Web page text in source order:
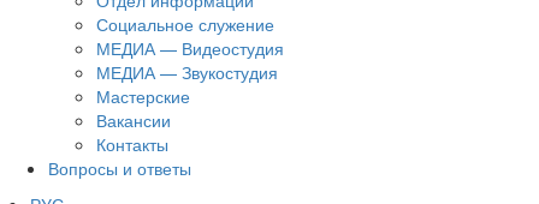
Социальное служение
МЕДИА — Видеостудия
МЕДИА — Звукостудия
Мастерские
Вакансии
Контакты
Вопросы и ответы